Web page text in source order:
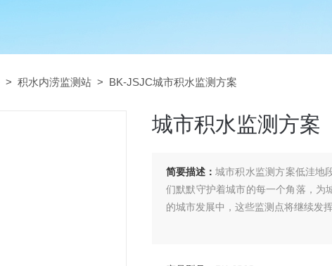
> 积水内涝监测站 > BK-JSJC城市积水监测方案
城市积水监测方案
简要描述： 城市积水监测方案低洼地
们默默守护着城市的每一个角落，为
的城市发展中，这些监测点将继续发